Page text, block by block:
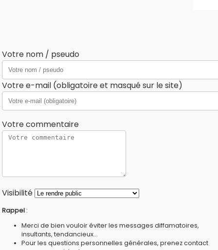
Votre nom / pseudo
Votre e-mail (obligatoire et masqué sur le site)
Votre commentaire
Visibilité
Rappel :
Merci de bien vouloir éviter les messages diffamatoires,
insultants, tendancieux...
Pour les questions personnelles générales, prenez contact